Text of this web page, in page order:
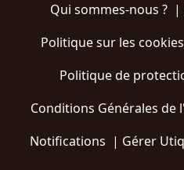
Qui sommes-nous ?|
Politique sur les
Politique de
Conditions Générales de
Notifications | Gérer Utiq